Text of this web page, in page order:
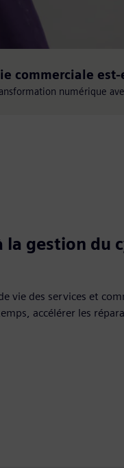
commerciale
numérique
la gestion du
vie des services et
accélérer les